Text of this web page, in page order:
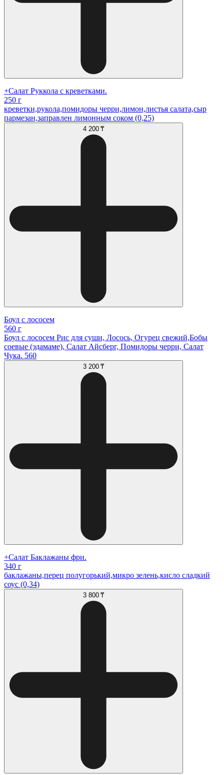
+Салат Руккола с креветками.
250 г
креветки,рукола,помидоры черри,лимон,листья салата,сыр
пармезан,заправлен лимонным соком (0,25)
4 200 ₸
Боул с лососем
560 г
Боул с лососем Рис для суши, Лосось, Огурец свежий,Бобы
соевые (эдамаме), Салат Айсберг, Помидоры черри, Салат
Чука. 560
3 200 ₸
+Салат Баклажаны фри.
340 г
баклажаны,перец полугорький,микро зелень,кисло сладкий
соус (0,34)
3 800 ₸